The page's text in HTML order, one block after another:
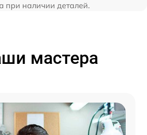
при наличии деталей.
мастера